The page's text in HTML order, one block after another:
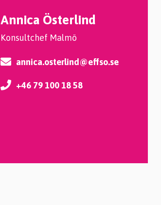
Annica Österlind
Konsultchef Malmö
annica.osterlind@effso.se
+46 79 100 18 58